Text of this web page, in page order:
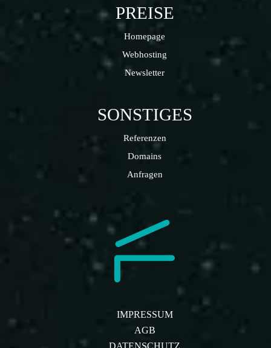
PREISE
Homepage
Webhosting
Newsletter
SONSTIGES
Referenzen
Domains
Anfragen
IMPRESSUM
AGB